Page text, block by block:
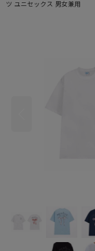
ツ ユニセックス 男女兼用